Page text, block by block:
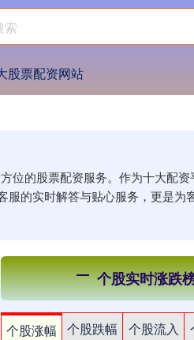
股票配资网站
位的股票配资服务。作为十大配资
的实时解答与贴心服务，更是为
个股实时涨跌
个股涨幅 个股跌幅 个股流入